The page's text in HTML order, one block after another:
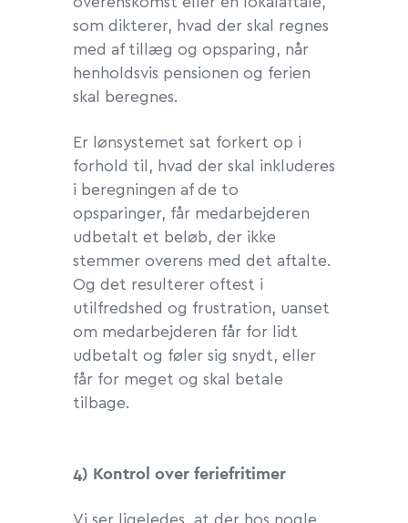
som dikterer, hvad der skal regnes
med af tillæg og opsparing, når
henholdsvis pensionen og ferien
skal beregnes.
Er lønsystemet sat forkert op i
forhold til, hvad der skal inkluderes
i beregningen af de to
opsparinger, får medarbejderen
udbetalt et beløb, der ikke
stemmer overens med det aftalte.
Og det resulterer oftest i
utilfredshed og frustration, uanset
om medarbejderen får for lidt
udbetalt og føler sig snydt, eller
får for meget og skal betale
tilbage.
4) Kontrol over feriefritimer